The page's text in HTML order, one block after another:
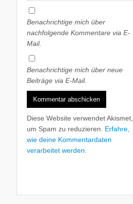
Benachrichtige mich über
nachfolgende Kommentare via E-
Mail.
Benachrichtige mich über neue
Beiträge via E-Mail.
Diese Website verwendet Akismet,
um Spam zu reduzieren. Erfahre,
wie deine Kommentardaten
verarbeitet werden.